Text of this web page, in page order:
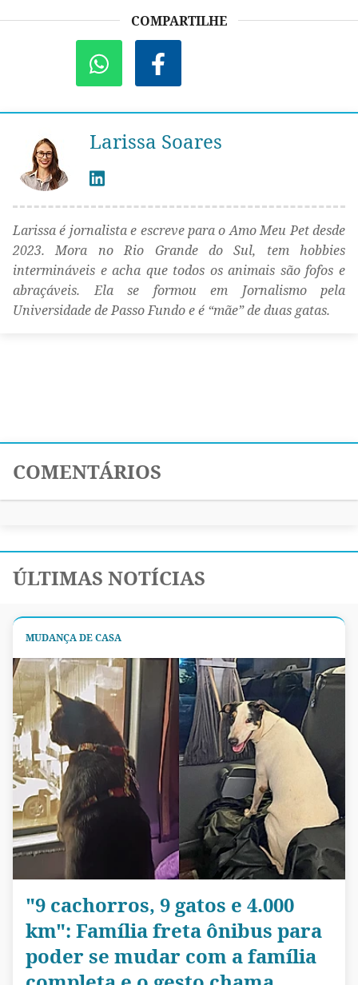
COMPARTILHE
Larissa Soares
Larissa é jornalista e escreve para o Amo Meu Pet desde
2023. Mora no Rio Grande do Sul, tem hobbies
intermináveis e acha que todos os animais são fofos e
abraçáveis. Ela se formou em Jornalismo pela
Universidade de Passo Fundo e é “mãe” de duas gatas.
COMENTÁRIOS
ÚLTIMAS NOTÍCIAS
MUDANÇA DE CASA
"9 cachorros, 9 gatos e 4.000
km": Família freta ônibus para
poder se mudar com a família